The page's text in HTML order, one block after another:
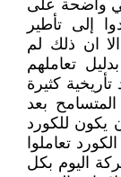
واضحة على
إلى تأطير
ان ذلك لم
تعاملهم
كثيرة
بعد
ان يكون للكورد
تعاملوا
اليوم بكل